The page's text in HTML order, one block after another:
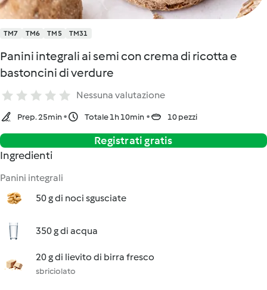
TM7 TM6 TM5 TM31
Panini integrali ai semi con crema di ricotta e
bastoncini di verdure
Nessuna valutazione
Prep. 25min Totale 1h 10min 10 pezzi
Registrati gratis
Ingredienti
Panini integrali
50 g di noci sgusciate
350 g di acqua
20 g di lievito di birra fresco
sbriciolato